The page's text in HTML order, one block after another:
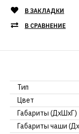
В ЗАКЛАДКИ
В СРАВНЕНИЕ
Тип
Цвет
Габариты (ДхШхГ)
Габариты чаши